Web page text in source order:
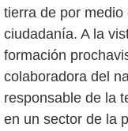
tierra de por medio
ciudadanía. A la
formación
colaboradora del
responsable de la
en un sector de la